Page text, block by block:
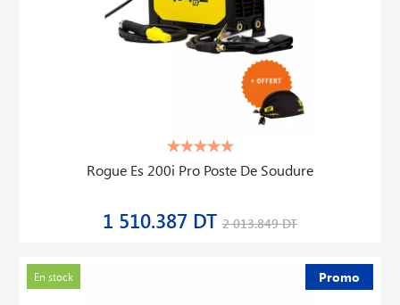
Rogue Es 200i Pro Poste De Soudure
1 510.387 DT 2 013.849 DT
Promo
En stock